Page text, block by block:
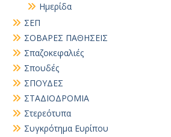
Ημερίδα
ΣΕΠ
ΣΟΒΑΡΕΣ ΠΑΘΗΣΕΙΣ
Σπαζοκεφαλιές
Σπουδές
ΣΠΟΥΔΕΣ
ΣΤΑΔΙΟΔΡΟΜΙΑ
Στερεότυπα
Συγκρότημα Ευρίπου